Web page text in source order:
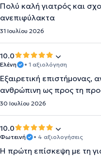
Πολύ καλή γιατρός και
ανεπιφύλακτα
31 Ιουλίου 2026
10.0
Ελένη • 1 αξιολόγηση
Εξαιρετική επιστήμονας,
ανθρώπινη ως προς τη
30 Ιουλίου 2026
10.0
Φωτεινή • 4 αξιολογήσεις
Η πρώτη επίσκεψη με τη